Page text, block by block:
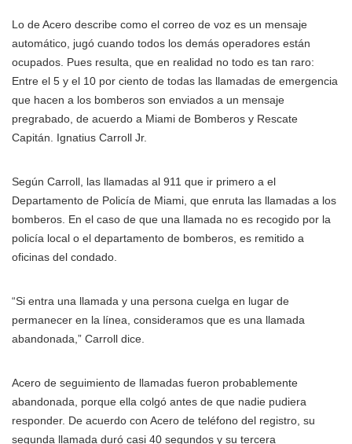
Lo de Acero describe como el correo de voz es un mensaje
automático, jugó cuando todos los demás operadores están
ocupados. Pues resulta, que en realidad no todo es tan raro:
Entre el 5 y el 10 por ciento de todas las llamadas de emergencia
que hacen a los bomberos son enviados a un mensaje
pregrabado, de acuerdo a Miami de Bomberos y Rescate
Capitán. Ignatius Carroll Jr.
Según Carroll, las llamadas al 911 que ir primero a el
Departamento de Policía de Miami, que enruta las llamadas a los
bomberos. En el caso de que una llamada no es recogido por la
policía local o el departamento de bomberos, es remitido a
oficinas del condado.
“Si entra una llamada y una persona cuelga en lugar de
permanecer en la línea, consideramos que es una llamada
abandonada,” Carroll dice.
Acero de seguimiento de llamadas fueron probablemente
abandonada, porque ella colgó antes de que nadie pudiera
responder. De acuerdo con Acero de teléfono del registro, su
segunda llamada duró casi 40 segundos y su tercera